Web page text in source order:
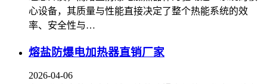
心设备，其质量与性能直接决定了整个热能系统的效
率、安全性与…
熔盐防爆电加热器直销厂家
2026-04-06